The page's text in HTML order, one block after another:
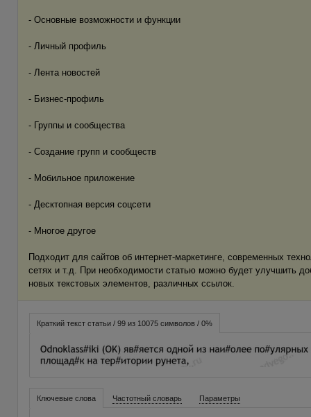
- Основные возможности и функции
- Личный профиль
- Лента новостей
- Бизнес-профиль
- Группы и сообщества
- Создание групп и сообществ
- Мобильное приложение
- Десктопная версия соцсети
- Многое другое
Подходит для сайтов об интернет-маркетинге, современных
сетях и т.д. При необходимости статью можно будет улучшить
новых текстовых элементов, различных ссылок.
Краткий текст статьи / 99 из 10075 символов / 0%
Ключевые слова Частотный словарь Параметры